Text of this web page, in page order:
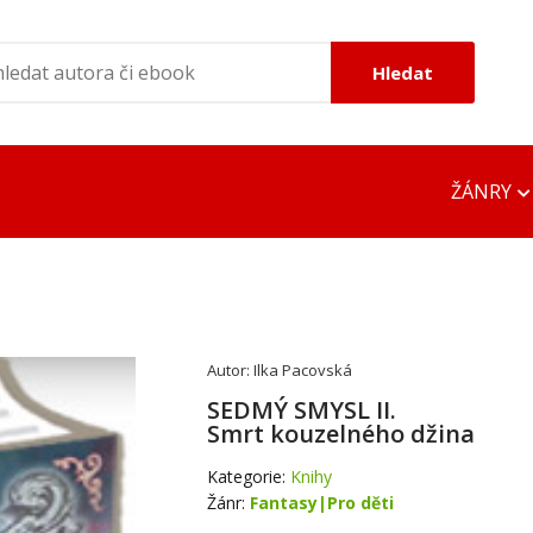
Hledat
ŽÁNRY
PDF DOC TXT Viewer Google MOBI
Autor: Ilka Pacovská
SEDMÝ SMYSL II.
Smrt kouzelného džina
Kategorie: Knihy
Žánr: Fantasy|Pro děti